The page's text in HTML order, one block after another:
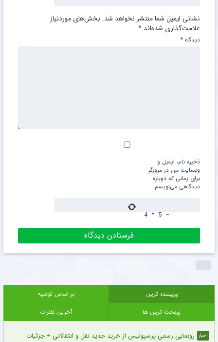
نشانی ایمیل شما منتشر نخواهد شد. بخش‌های موردنیاز
علامت‌گذاری شده‌اند *
دیدگاه *
ذخیره نام، ایمیل و
وبسایت من در مرورگر
برای زمانی که دوباره
دیدگاهی می‌نویسم.
−
5
=
4
پربیننده ترین
بر اساس توصیه
پربحث ترین ها
آخرین نظرات
اخبار رونمایی رسمی پرسپولیس از خرید جدید نقل و انتقالاتی + جزئیات